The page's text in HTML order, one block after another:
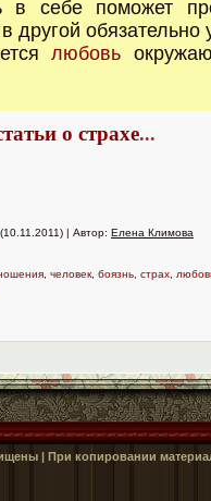
в себе поможет
другой обязательно
любовь
о страхе...
(10.11.2011) | Автор: Елена Климова
человек боязнь страх
| При копировании